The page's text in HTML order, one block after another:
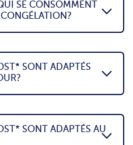
SE CONSOMMENT
SONT ADAPTÉS
SONT ADAPTÉS AU